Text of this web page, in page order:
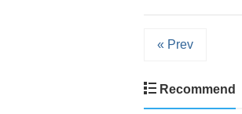
« Prev
Recommend